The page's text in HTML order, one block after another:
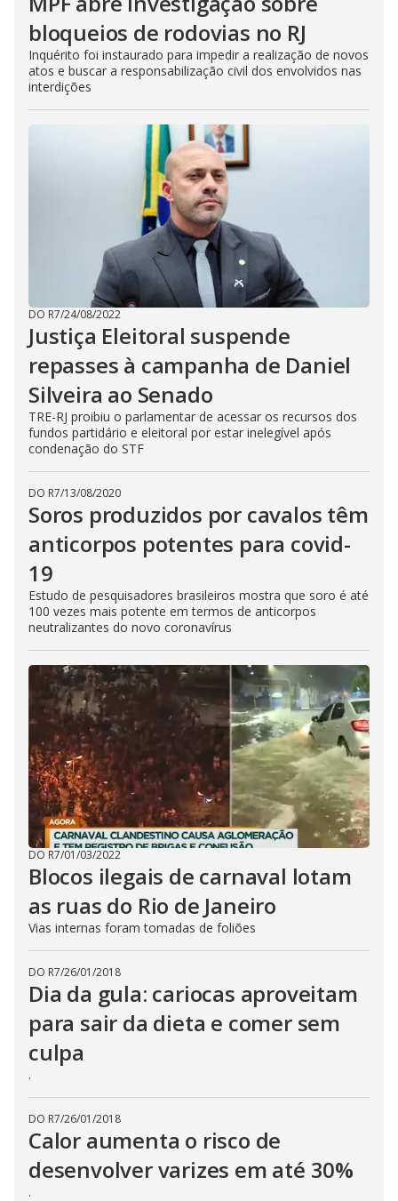
bloqueios de rodovias no RJ
Inquérito foi instaurado para impedir a realização de novos
atos e buscar a responsabilização civil dos envolvidos nas
interdições
DO R7/24/08/2022
Justiça Eleitoral suspende
repasses à campanha de Daniel
Silveira ao Senado
TRE-RJ proibiu o parlamentar de acessar os recursos dos
fundos partidário e eleitoral por estar inelegível após
condenação do STF
DO R7/13/08/2020
Soros produzidos por cavalos têm
anticorpos potentes para covid-
19
Estudo de pesquisadores brasileiros mostra que soro é até
100 vezes mais potente em termos de anticorpos
neutralizantes do novo coronavírus
DO R7/01/03/2022
Blocos ilegais de carnaval lotam
as ruas do Rio de Janeiro
Vias internas foram tomadas de foliões
DO R7/26/01/2018
Dia da gula: cariocas aproveitam
para sair da dieta e comer sem
culpa
.
DO R7/26/01/2018
Calor aumenta o risco de
desenvolver varizes em até 30%
.